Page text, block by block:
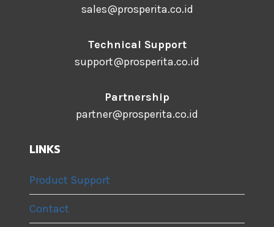
sales@prosperita.co.id
Technical Support
support@prosperita.co.id
Partnership
partner@prosperita.co.id
LINKS
Product Support
Contact